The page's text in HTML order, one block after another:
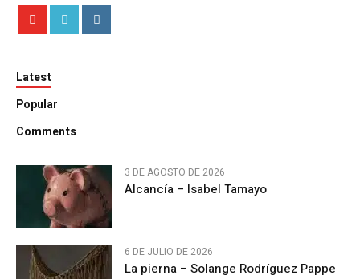
Latest
Popular
Comments
3 DE AGOSTO DE 2026
Alcancía – Isabel Tamayo
6 DE JULIO DE 2026
La pierna – Solange Rodríguez Pappe